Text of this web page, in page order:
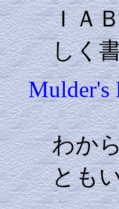
ＩＡ
しく
Mulder's
わか
とも